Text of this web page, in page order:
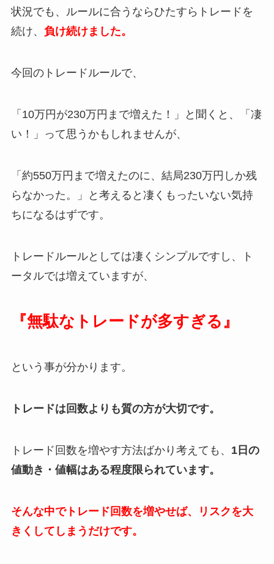
状況でも、ルールに合うならひたすらトレードを
続け、 負け続けました。
今回のトレードルールで、
「10万円が230万円まで増えた！」と聞くと、「凄
い！」って思うかもしれませんが、
「約550万円まで増えたのに、結局230万円しか残
らなかった。」と考えると凄くもったいない気持
ちになるはずです。
トレードルールとしては凄くシンプルですし、ト
ータルでは増えていますが、
『無駄なトレードが多すぎる』
という事が分かります。
トレードは回数よりも質の方が大切です。
トレード回数を増やす方法ばかり考えても、 1日の
値動き・値幅はある程度限られています。
そんな中でトレード回数を増やせば、リスクを大
きくしてしまうだけです。